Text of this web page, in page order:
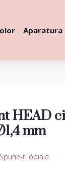
Aparatura
HEAD
mm
Spune-ţi opinia